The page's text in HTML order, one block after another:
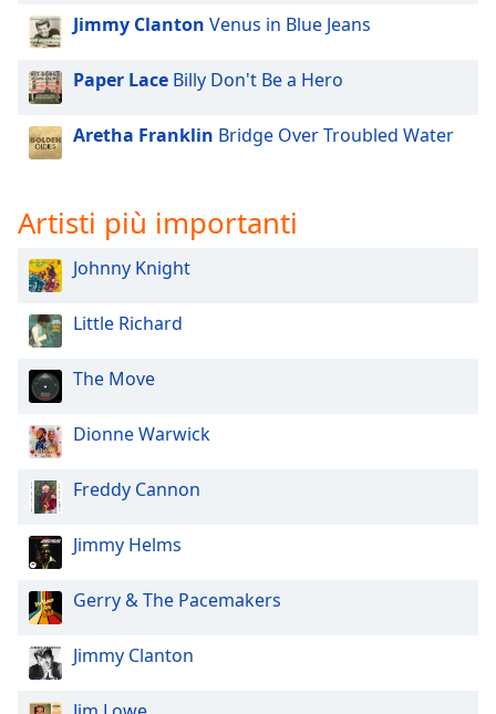
modal
window.
Beginning
dialog
window.
will
cancel
and
close
window.
Text
Opacity
Text
Background
Color
Opacity
Jimmy Clanton Venus in Blue Jeans
Paper Lace Billy Don't Be a Hero
Aretha Franklin Bridge Over Troubled Water
Artisti più importanti
Johnny Knight
Little Richard
The Move
Dionne Warwick
Freddy Cannon
Jimmy Helms
Gerry & The Pacemakers
Jimmy Clanton